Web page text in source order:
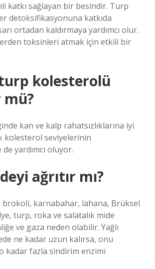
katkı sağlayan bir besindir. Turp
detoksifikasyonuna katkıda
ortadan kaldırmaya yardımcı olur.
toksinleri atmak için etkili bir
turp kolesterolü
kan ve kalp rahatsızlıklarına iyi
kolesterol seviyelerinin
yardımcı oluyor.
ağrıtır mı?
brokoli, karnabahar, lahana, Brüksel
turp, roka ve salatalık mide
ve gaza neden olabilir. Yağlı
ne kadar uzun kalırsa, onu
kadar fazla sindirim enzimi